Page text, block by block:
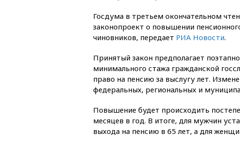
Госдума в третьем окончательном
законопроект о повышении
чиновников, передает РИА Новости.
Принятый закон предполагает
минимального стажа гражданской
право на пенсию за выслугу лет.
федеральных, региональных и
Повышение будет происходить
месяцев в год. В итоге, для мужчин
выхода на пенсию в 65 лет, а для